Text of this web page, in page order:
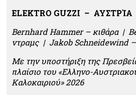
ELEKTRO GUZZI – ΑΥΣΤΡΊΑ
Bernhard Hammer – κιθάρα |
ντραμς | Jakob Schneidewind
Με την υποστήριξη της
πλαίσιο του «Ελληνο-
Καλοκαιριού» 2026